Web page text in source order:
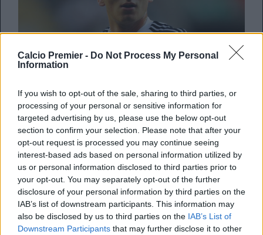
Calcio Premier - Do Not Process My Personal
Information
If you wish to opt-out of the sale, sharing to third parties, or
processing of your personal or sensitive information for
targeted advertising by us, please use the below opt-out
section to confirm your selection. Please note that after your
opt-out request is processed you may continue seeing
interest-based ads based on personal information utilized by
us or personal information disclosed to third parties prior to
your opt-out. You may separately opt-out of the further
disclosure of your personal information by third parties on the
IAB’s list of downstream participants. This information may
also be disclosed by us to third parties on the IAB’s List of
Downstream Participants that may further disclose it to other
Alan Curtis, allenatoread interimdelloSwansea, ha
ammesso che il club prenderebbe in considerazione
un’eventuale offerta per Jonjo Shelveynella finestra di
mercato invernale. Il giovane centrocampista inglese ha
perso il posto da titolare sotto la gestioneCurtise
Newcastlesembra aver mostrato un certo interesse nei
suoi confronti.
Il brutto periodo diShelveyha conosciuto un significativo
episodio di nervosismo ieri: al termine del match di FA Cup
giocato e perso dalloSwanseacontro l’Oxford United